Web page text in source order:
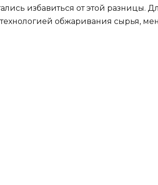
избавиться от этой разницы.
обжаривания сырья,